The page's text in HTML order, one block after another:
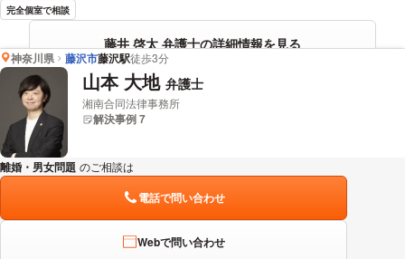
完全個室で相談
藤井 啓太 弁護士の詳細情報を見る
神奈川県 藤沢市藤沢駅徒歩3分
山本 大地 弁護士
湘南合同法律事務所
解決事例 7
離婚・男女問題 のご相談は
電話で問い合わせ
Webで問い合わせ